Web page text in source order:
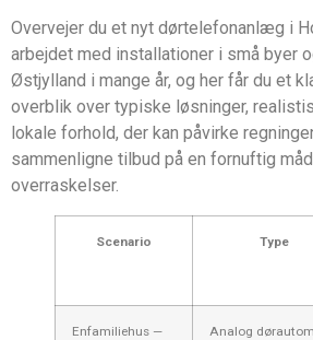
Overvejer du et nyt dørtelefonanlæg i
arbejdet med installationer i små byer
Østjylland i mange år, og her får du et
overblik over typiske løsninger,
lokale forhold, der kan påvirke
sammenligne tilbud på en fornuftig
overraskelser.
Scenario Type
Enfamiliehus —
Analog